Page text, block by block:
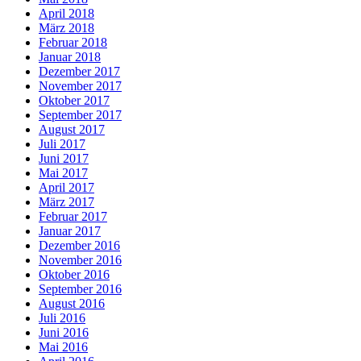
April 2018
März 2018
Februar 2018
Januar 2018
Dezember 2017
November 2017
Oktober 2017
September 2017
August 2017
Juli 2017
Juni 2017
Mai 2017
April 2017
März 2017
Februar 2017
Januar 2017
Dezember 2016
November 2016
Oktober 2016
September 2016
August 2016
Juli 2016
Juni 2016
Mai 2016